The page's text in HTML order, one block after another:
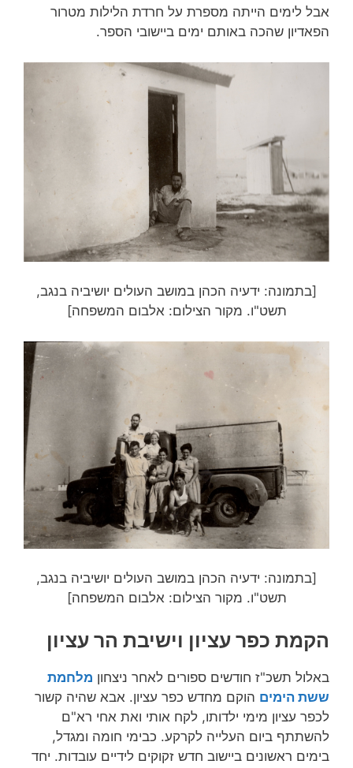
אבל לימים הייתה מספרת על חרדת הלילות מטרור
הפאדיון שהכה באותם ימים ביישובי הספר.
[בתמונה: ידעיה הכהן במושב העולים יושיביה בנגב,
תשט"ו. מקור הצילום: אלבום המשפחה]
[בתמונה: ידעיה הכהן במושב העולים יושיביה בנגב,
תשט"ו. מקור הצילום: אלבום המשפחה]
הקמת כפר עציון וישיבת הר עציון
באלול תשכ"ז חודשים ספורים לאחר ניצחון מלחמת
ששת הימים הוקם מחדש כפר עציון. אבא שהיה קשור
לכפר עציון מימי ילדותו, לקח אותי ואת אחי רא"ם
להשתתף ביום העלייה לקרקע. כבימי חומה ומגדל,
בימים ראשונים ביישוב חדש זקוקים לידיים עובדות. יחד